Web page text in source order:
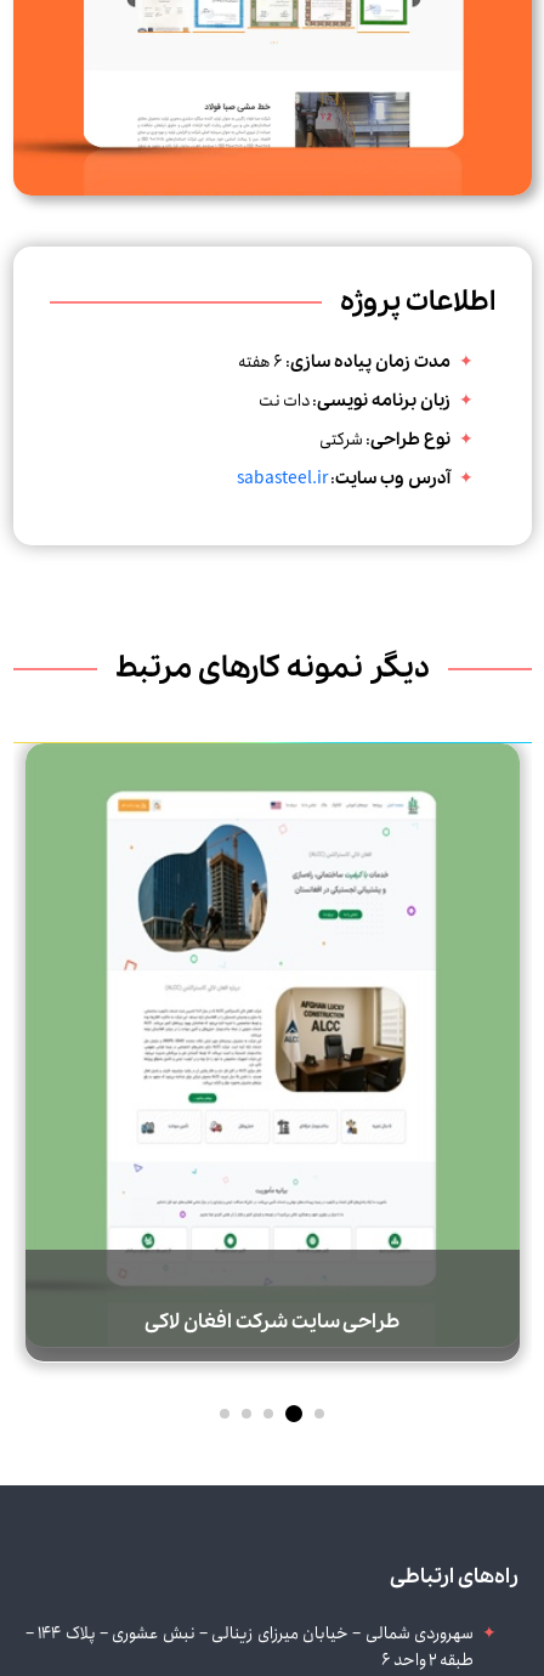
اطلاعات پروژه
مدت زمان پیاده سازی: 6 هفته
زبان برنامه نویسی:دات نت
نوع طراحی: شرکتی
آدرس وب سایت:
sabasteel.ir
دیگر نمونه کارهای مرتبط
طراحی سایت شرکت افغان لاکی
راه‌های ارتباطی
سهروردی شمالی – خیابان میرزای زینالی – نبش عشوری – پلاک 144 –
طبقه 2 واحد 6